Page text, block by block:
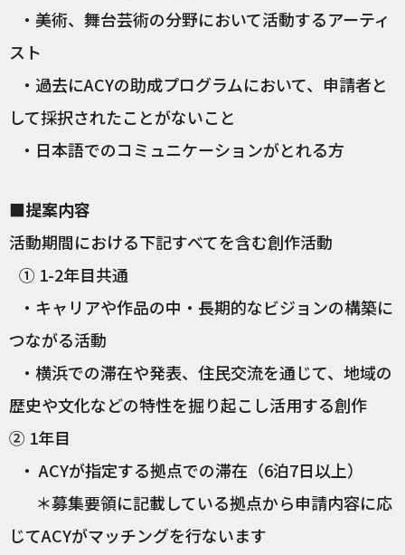
・美術、舞台芸術の分野において活動するアーティ
スト
・過去にACYの助成プログラムにおいて、申請者と
して採択されたことがないこと
・日本語でのコミュニケーションがとれる方
■提案内容
活動期間における下記すべてを含む創作活動
① 1-2年目共通
・キャリアや作品の中・長期的なビジョンの構築に
つながる活動
・横浜での滞在や発表、住民交流を通じて、地域の
歴史や文化などの特性を掘り起こし活用する創作
② 1年目
・ ACYが指定する拠点での滞在（6泊7日以上）
＊募集要領に記載している拠点から申請内容に応
じてACYがマッチングを行ないます